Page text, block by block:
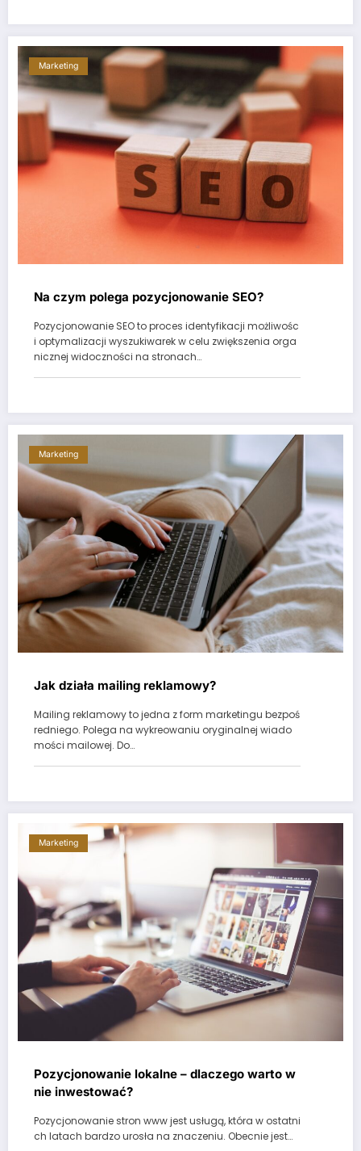
Marketing
Na czym polega pozycjonowanie SEO?
Pozycjonowanie SEO to proces identyfikacji możliwośc
i optymalizacji wyszukiwarek w celu zwiększenia orga
nicznej widoczności na stronach…
Marketing
Jak działa mailing reklamowy?
Mailing reklamowy to jedna z form marketingu bezpoś
redniego. Polega na wykreowaniu oryginalnej wiado
mości mailowej. Do…
Marketing
Pozycjonowanie lokalne – dlaczego warto w
nie inwestować?
Pozycjonowanie stron www jest usługą, która w ostatni
ch latach bardzo urosła na znaczeniu. Obecnie jest…